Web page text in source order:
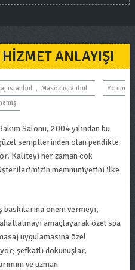
ANLAYIŞI
istanbul , Masöz istanbul
Yorum
Salonu, 2004 yılından bu
semptlerinden olan pendikte
Kaliteyi her zaman çok
memnuniyetini ilke
önem vermeyi,
amaçlayarak özel spa
uygulamasına özel
şefkatli dokunuşlar,
ve uzman